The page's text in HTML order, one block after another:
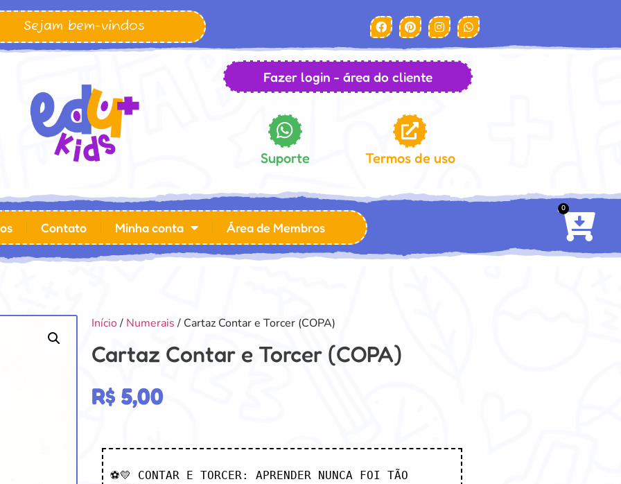
Sejam bem-vindos
Fazer login - área do cliente
Suporte Termos de uso
Contato Minha conta Área de Membros
0
Início/ Numerais / Cartaz Contar e Torcer (COPA)
Cartaz Contar e Torcer (COPA)
R$ 5,00
⚽💛 CONTAR E TORCER: APRENDER NUNCA FOI TÃO